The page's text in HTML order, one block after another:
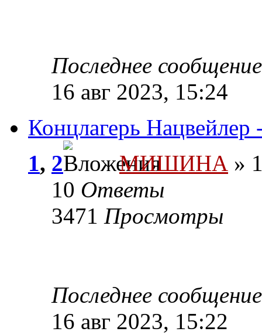
Последнее
16 авг 2023, 15:24
Концлагерь
1, 2 МИШИНА »
10 Ответы
3471 Просмотры
Последнее
16 авг 2023, 15:22